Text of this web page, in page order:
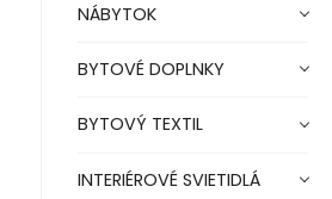
NÁBYTOK
BYTOVÉ DOPLNKY
BYTOVÝ TEXTIL
INTERIÉROVÉ SVIETIDLÁ